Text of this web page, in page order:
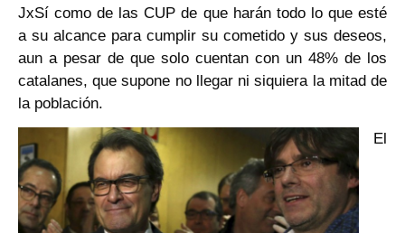
JxSí como de las CUP de que harán todo lo que esté
a su alcance para cumplir su cometido y sus deseos,
aun a pesar de que solo cuentan con un 48% de los
catalanes, que supone no llegar ni siquiera la mitad de
la población.
El